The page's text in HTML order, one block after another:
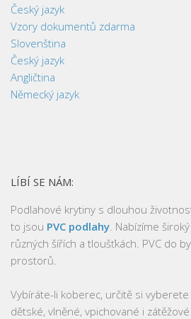
Český jazyk
Vzory dokumentů zdarma
Slovenština
Český jazyk
Angličtina
Německý jazyk
LÍBÍ SE NÁM:
Podlahové krytiny s dlouhou
to jsou PVC podlahy . Nabízíme
různých šířích a tloušťkách. PVC do
prostorů.
Vybíráte-li koberec, určitě si
dětské, vlněné, vpichované i zátěžové